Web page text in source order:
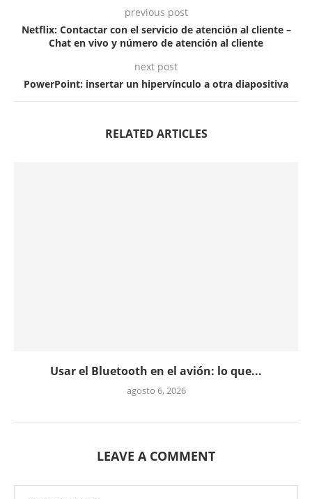
previous post
Netflix: Contactar con el servicio de atención al cliente –
Chat en vivo y número de atención al cliente
next post
PowerPoint: insertar un hipervínculo a otra diapositiva
RELATED ARTICLES
Usar el Bluetooth en el avión: lo que...
agosto 6, 2026
LEAVE A COMMENT